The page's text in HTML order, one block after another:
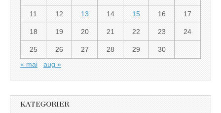
11 12 13 14 15 16 17
18 19 20 21 22 23 24
25 26 27 28 29
30
« mai
aug »
KATEGORIER